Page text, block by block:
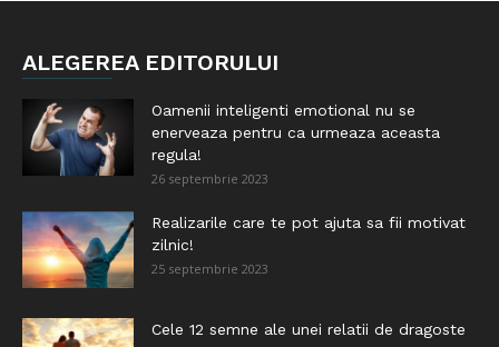
ALEGEREA EDITORULUI
Oamenii inteligenti emotional nu se
enerveaza pentru ca urmeaza aceasta
regula!
26 septembrie 2023
Realizarile care te pot ajuta sa fii motivat
zilnic!
25 septembrie 2023
Cele 12 semne ale unei relatii de dragoste